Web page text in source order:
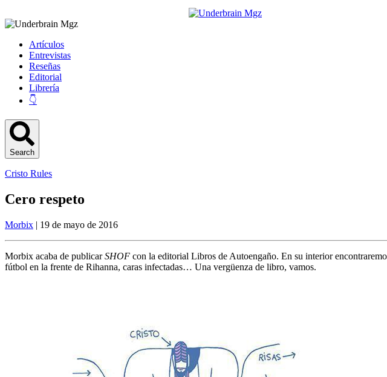
Artículos
Entrevistas
Reseñas
Editorial
Librería
👇
Search
Cristo Rules
Cero respeto
Morbix | 19 de mayo de 2016
Morbix acaba de publicarSHOF con la editorial Libros de Autoengaño. En su interior
fútbol en la frente de Rihanna, caras infectadas… Una vergüenza de libro, vamos.